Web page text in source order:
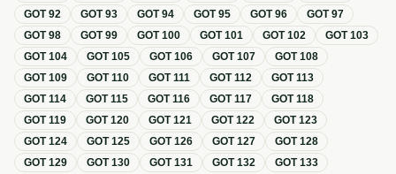
GOT92 GOT93 GOT94 GOT95 GOT96 GOT97
GOT98 GOT99 GOT100 GOT101 GOT102 GOT103
GOT104 GOT105 GOT106 GOT107 GOT108
GOT109 GOT110 GOT111 GOT112 GOT113
GOT114 GOT115 GOT116 GOT117 GOT118
GOT119 GOT120 GOT121 GOT122 GOT123
GOT124 GOT125 GOT126 GOT127 GOT128
GOT129 GOT130 GOT131 GOT132 GOT133